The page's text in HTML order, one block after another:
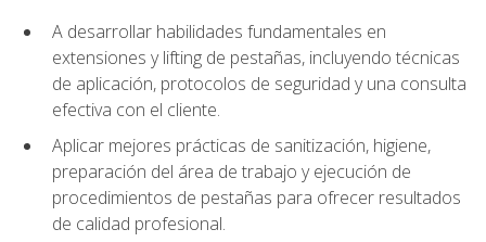
A desarrollar habilidades fundamentales en
extensiones y lifting de pestañas, incluyendo técnicas
de aplicación, protocolos de seguridad y una consulta
efectiva con el cliente.
Aplicar mejores prácticas de sanitización, higiene,
preparación del área de trabajo y ejecución de
procedimientos de pestañas para ofrecer resultados
de calidad profesional.